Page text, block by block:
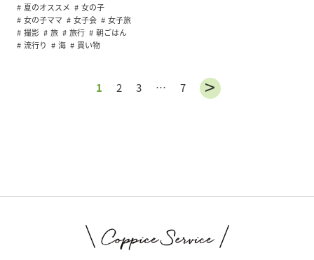
夏のオススメ
女の子
女の子ママ
女子会
女子旅
撮影
旅 旅行
朝ごはん
流行り
海 買い物
1 2 3 … 7